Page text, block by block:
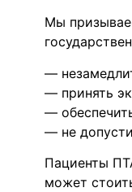
Мы
—
— принять
—
— не
Пациенты
может